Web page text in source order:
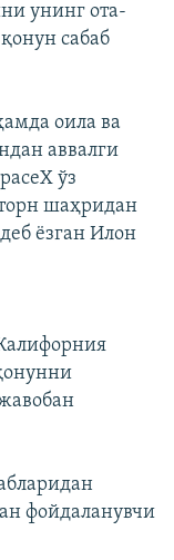
унинг ота-
сабаб
оила ва
аввалги
ўз
шаҳридан
ёзган Илон
фойдаланувчи